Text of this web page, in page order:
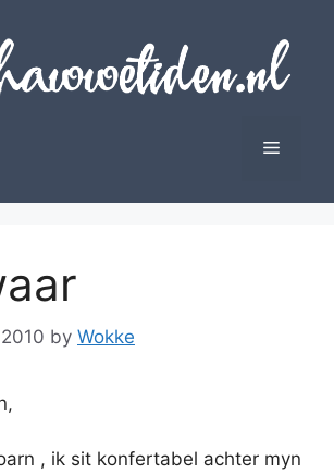
Menu
by Wokke
, ik sit konfertabel achter myn